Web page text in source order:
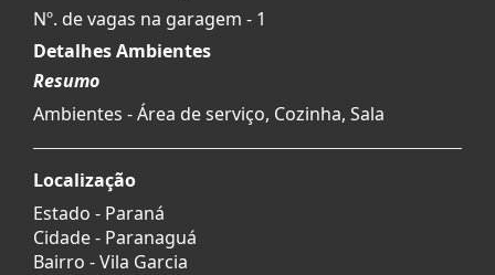
Nº. de vagas na garagem - 1
Detalhes Ambientes
Resumo
Ambientes - Área de serviço, Cozinha, Sala
Localização
Estado - Paraná
Cidade - Paranaguá
Bairro -Vila Garcia